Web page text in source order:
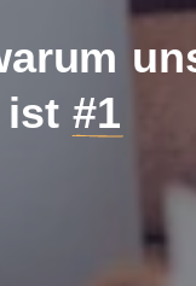
ist#1